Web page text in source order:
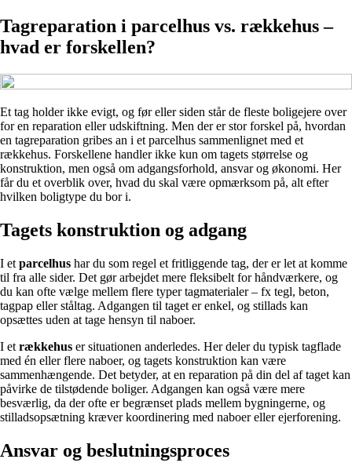
Tagreparation i parcelhus vs. rækkehus –
hvad er forskellen?
Et tag holder ikke evigt, og før eller siden står de fleste boligejere over
for en reparation eller udskiftning. Men der er stor forskel på, hvordan
en tagreparation gribes an i et parcelhus sammenlignet med et
rækkehus. Forskellene handler ikke kun om tagets størrelse og
konstruktion, men også om adgangsforhold, ansvar og økonomi. Her
får du et overblik over, hvad du skal være opmærksom på, alt efter
hvilken boligtype du bor i.
Tagets konstruktion og adgang
I et parcelhus har du som regel et fritliggende tag, der er let at komme
til fra alle sider. Det gør arbejdet mere fleksibelt for håndværkere, og
du kan ofte vælge mellem flere typer tagmaterialer – fx tegl, beton,
tagpap eller ståltag. Adgangen til taget er enkel, og stillads kan
opsættes uden at tage hensyn til naboer.
I et rækkehus er situationen anderledes. Her deler du typisk tagflade
med én eller flere naboer, og tagets konstruktion kan være
sammenhængende. Det betyder, at en reparation på din del af taget kan
påvirke de tilstødende boliger. Adgangen kan også være mere
besværlig, da der ofte er begrænset plads mellem bygningerne, og
stilladsopsætning kræver koordinering med naboer eller ejerforening.
Ansvar og beslutningsproces